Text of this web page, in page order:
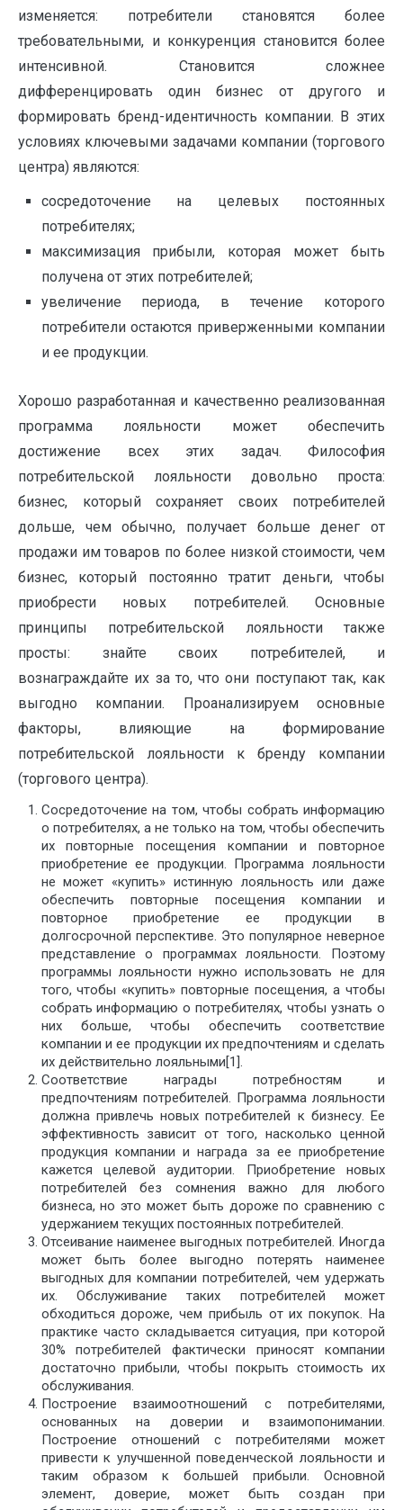
изменяется: потребители становятся более
требовательными, и конкуренция становится более
интенсивной. Становится сложнее
дифференцировать один бизнес от другого и
формировать бренд-идентичность компании. В этих
условиях ключевыми задачами компании (торгового
центра) являются:
сосредоточение на целевых постоянных
потребителях;
максимизация прибыли, которая может быть
получена от этих потребителей;
увеличение периода, в течение которого
потребители остаются приверженными компании
и ее продукции.
Хорошо разработанная и качественно реализованная
программа лояльности может обеспечить
достижение всех этих задач. Философия
потребительской лояльности довольно проста:
бизнес, который сохраняет своих потребителей
дольше, чем обычно, получает больше денег от
продажи им товаров по более низкой стоимости, чем
бизнес, который постоянно тратит деньги, чтобы
приобрести новых потребителей. Основные
принципы потребительской лояльности также
просты: знайте своих потребителей, и
вознаграждайте их за то, что они поступают так, как
выгодно компании. Проанализируем основные
факторы, влияющие на формирование
потребительской лояльности к бренду компании
(торгового центра).
Сосредоточение на том, чтобы собрать информацию
о потребителях, а не только на том, чтобы обеспечить
их повторные посещения компании и повторное
приобретение ее продукции. Программа лояльности
не может «купить» истинную лояльность или даже
обеспечить повторные посещения компании и
повторное приобретение ее продукции в
долгосрочной перспективе. Это популярное неверное
представление о программах лояльности. Поэтому
программы лояльности нужно использовать не для
того, чтобы «купить» повторные посещения, а чтобы
собрать информацию о потребителях, чтобы узнать о
них больше, чтобы обеспечить соответствие
компании и ее продукции их предпочтениям и сделать
их действительно лояльными[1].
Соответствие награды потребностям и
предпочтениям потребителей. Программа лояльности
должна привлечь новых потребителей к бизнесу. Ее
эффективность зависит от того, насколько ценной
продукция компании и награда за ее приобретение
кажется целевой аудитории. Приобретение новых
потребителей без сомнения важно для любого
бизнеса, но это может быть дороже по сравнению с
удержанием текущих постоянных потребителей.
Отсеивание наименее выгодных потребителей. Иногда
может быть более выгодно потерять наименее
выгодных для компании потребителей, чем удержать
их. Обслуживание таких потребителей может
обходиться дороже, чем прибыль от их покупок. На
практике часто складывается ситуация, при которой
30% потребителей фактически приносят компании
достаточно прибыли, чтобы покрыть стоимость их
обслуживания.
Построение взаимоотношений с потребителями,
основанных на доверии и взаимопонимании.
Построение отношений с потребителями может
привести к улучшенной поведенческой лояльности и
таким образом к большей прибыли. Основной
элемент, доверие, может быть создан при